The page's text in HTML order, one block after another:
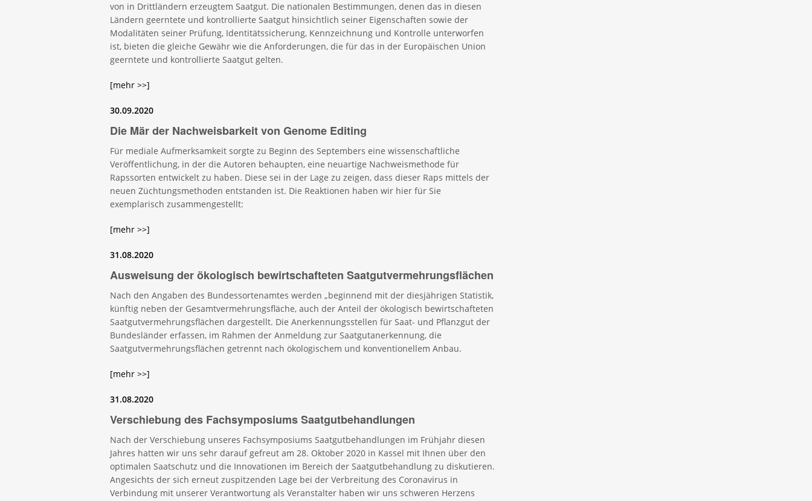
von in Drittländern erzeugtem Saatgut. Die nationalen Bestimmungen, denen das in diesen
Ländern geerntete und kontrollierte Saatgut hinsichtlich seiner Eigenschaften sowie der
Modalitäten seiner Prüfung, Identitätssicherung, Kennzeichnung und Kontrolle unterworfen
ist, bieten die gleiche Gewähr wie die Anforderungen, die für das in der Europäischen Union
geerntete und kontrollierte Saatgut gelten.
[mehr >>]
30.09.2020
Die Mär der Nachweisbarkeit von Genome Editing
Für mediale Aufmerksamkeit sorgte zu Beginn des Septembers eine wissenschaftliche
Veröffentlichung, in der die Autoren behaupten, eine neuartige Nachweismethode für
Rapssorten entwickelt zu haben. Diese sei in der Lage zu zeigen, dass dieser Raps mittels der
neuen Züchtungsmethoden entstanden ist. Die Reaktionen haben wir hier für Sie
exemplarisch zusammengestellt:
[mehr >>]
31.08.2020
Ausweisung der ökologisch bewirtschafteten Saatgutvermehrungsflächen
Nach den Angaben des Bundessortenamtes werden „beginnend mit der diesjährigen Statistik,
künftig neben der Gesamtvermehrungsfläche, auch der Anteil der ökologisch bewirtschafteten
Saatgutvermehrungsflächen dargestellt. Die Anerkennungsstellen für Saat- und Pflanzgut der
Bundesländer erfassen, im Rahmen der Anmeldung zur Saatgutanerkennung, die
Saatgutvermehrungsflächen getrennt nach ökologischem und konventionellem Anbau.
[mehr >>]
31.08.2020
Verschiebung des Fachsymposiums Saatgutbehandlungen
Nach der Verschiebung unseres Fachsymposiums Saatgutbehandlungen im Frühjahr diesen
Jahres hatten wir uns sehr darauf gefreut am 28. Oktober 2020 in Kassel mit Ihnen über den
optimalen Saatschutz und die Innovationen im Bereich der Saatgutbehandlung zu diskutieren.
Angesichts der sich erneut zuspitzenden Lage bei der Verbreitung des Coronavirus in
Verbindung mit unserer Verantwortung als Veranstalter haben wir uns schweren Herzens